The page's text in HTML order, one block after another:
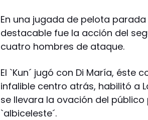
En una jugada de pelota
destacable fue la acción del
cuatro hombres de ataque.
El `Kun´ jugó con Di María, éste
infalible centro atrás, habilitó a
se llevara la ovación del
`albiceleste´.